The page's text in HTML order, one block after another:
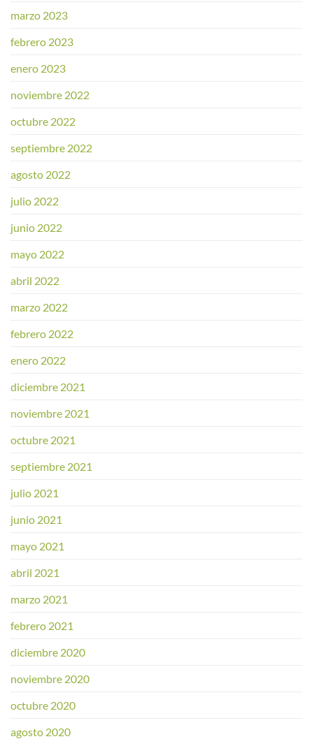
marzo 2023
febrero 2023
enero 2023
noviembre 2022
octubre 2022
septiembre 2022
agosto 2022
julio 2022
junio 2022
mayo 2022
abril 2022
marzo 2022
febrero 2022
enero 2022
diciembre 2021
noviembre 2021
octubre 2021
septiembre 2021
julio 2021
junio 2021
mayo 2021
abril 2021
marzo 2021
febrero 2021
diciembre 2020
noviembre 2020
octubre 2020
agosto 2020